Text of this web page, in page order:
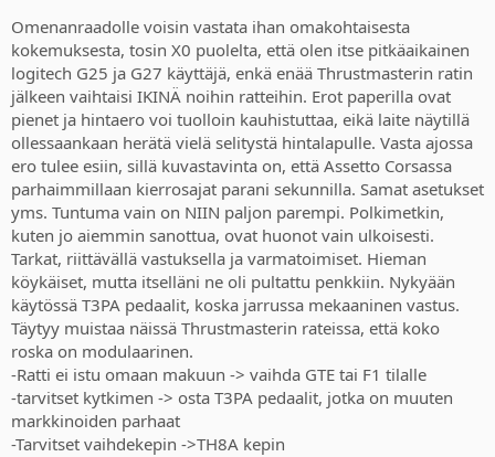
Omenanraadolle voisin vastata ihan omakohtaisesta
kokemuksesta, tosin X0 puolelta, että olen itse pitkäaikainen
logitech G25 ja G27 käyttäjä, enkä enää Thrustmasterin ratin
jälkeen vaihtaisi IKINÄ noihin ratteihin. Erot paperilla ovat
pienet ja hintaero voi tuolloin kauhistuttaa, eikä laite näytillä
ollessaankaan herätä vielä selitystä hintalapulle. Vasta ajossa
ero tulee esiin, sillä kuvastavinta on, että Assetto Corsassa
parhaimmillaan kierrosajat parani sekunnilla. Samat asetukset
yms. Tuntuma vain on NIIN paljon parempi. Polkimetkin,
kuten jo aiemmin sanottua, ovat huonot vain ulkoisesti.
Tarkat, riittävällä vastuksella ja varmatoimiset. Hieman
köykäiset, mutta itselläni ne oli pultattu penkkiin. Nykyään
käytössä T3PA pedaalit, koska jarrussa mekaaninen vastus.
Täytyy muistaa näissä Thrustmasterin rateissa, että koko
roska on modulaarinen.
-Ratti ei istu omaan makuun -> vaihda GTE tai F1 tilalle
-tarvitset kytkimen -> osta T3PA pedaalit, jotka on muuten
markkinoiden parhaat
-Tarvitset vaihdekepin ->TH8A kepin